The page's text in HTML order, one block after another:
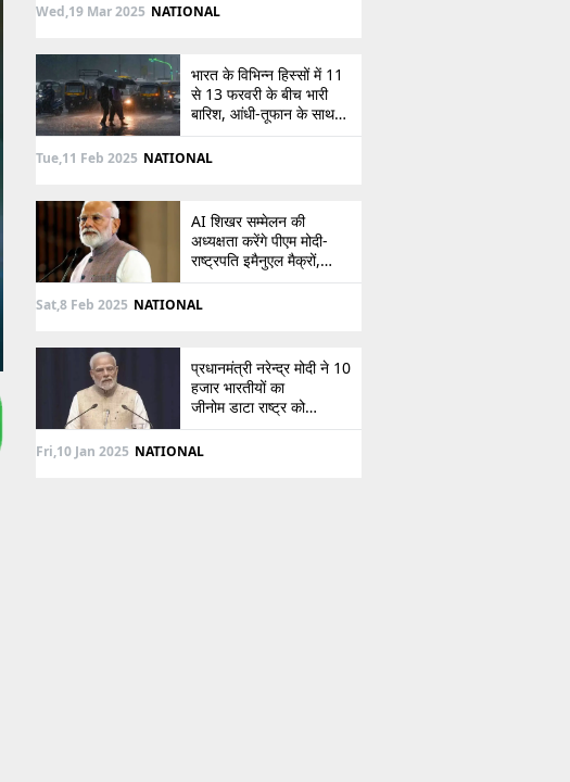
Wed,19 Mar 2025 NATIONAL
भारत के विभिन्न हिस्सों में 11
से 13 फरवरी के बीच भारी
बारिश, आंधी-तूफान के साथ
बर्फबारी का अलर्ट
Tue,11 Feb 2025 NATIONAL
AI शिखर सम्मेलन की
अध्यक्षता करेंगे पीएम मोदी-
राष्ट्रपति इमैनुएल मैक्रों,
भारत-फ्रांस संबंधों को देंगे नई
दिशा
Sat,8 Feb 2025 NATIONAL
प्रधानमंत्री नरेन्द्र मोदी ने 10
हजार भारतीयों का
जीनोम डाटा राष्ट्र को
सौंपा, जानें इसके बारे में
Fri,10 Jan 2025 NATIONAL